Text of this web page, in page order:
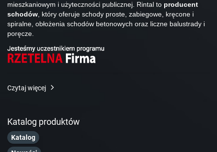
mieszkaniowym i użyteczności publicznej. Rintal to producent
schodów, który oferuje schody proste, zabiegowe, kręcone i
spiralne, obłożenia schodów betonowych oraz liczne balustrady i
poręcze.
Czytaj więcej
Katalog produktów
Katalog